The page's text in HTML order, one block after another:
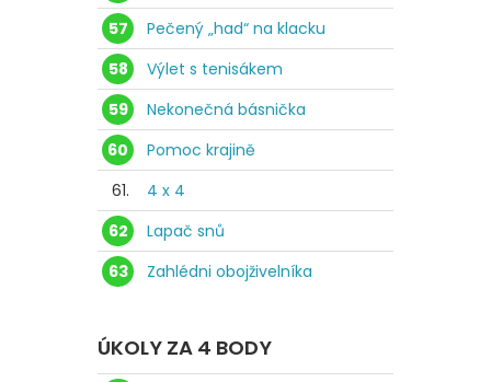
57
Pečený „had“ na klacku
58
Výlet s tenisákem
59
Nekonečná básnička
60
Pomoc krajině
61.
4 x 4
62
Lapač snů
63
Zahlédni obojživelníka
ÚKOLY ZA 4 BODY